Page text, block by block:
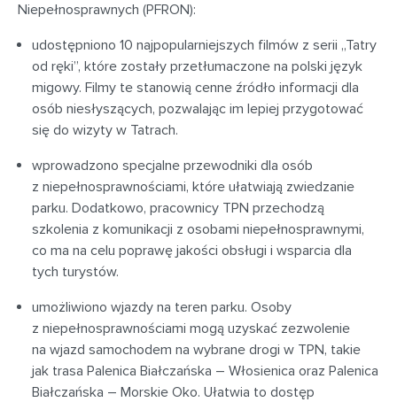
Niepełnosprawnych (PFRON):
udostępniono 10 najpopularniejszych filmów z serii „Tatry
od ręki”, które zostały przetłumaczone na polski język
migowy. Filmy te stanowią cenne źródło informacji dla
osób niesłyszących, pozwalając im lepiej przygotować
się do wizyty w Tatrach.
wprowadzono specjalne przewodniki dla osób
z niepełnosprawnościami, które ułatwiają zwiedzanie
parku. Dodatkowo, pracownicy TPN przechodzą
szkolenia z komunikacji z osobami niepełnosprawnymi,
co ma na celu poprawę jakości obsługi i wsparcia dla
tych turystów.
umożliwiono wjazdy na teren parku. Osoby
z niepełnosprawnościami mogą uzyskać zezwolenie
na wjazd samochodem na wybrane drogi w TPN, takie
jak trasa Palenica Białczańska – Włosienica oraz Palenica
Białczańska – Morskie Oko. Ułatwia to dostęp